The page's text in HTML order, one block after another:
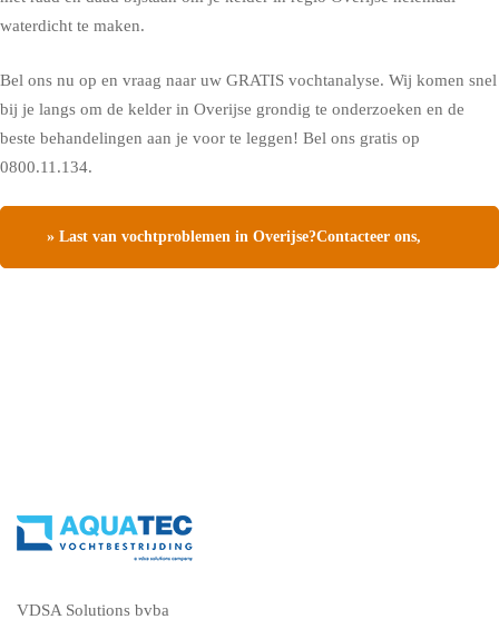
waterdicht te maken.
Bel ons nu op en vraag naar uw GRATIS vochtanalyse. Wij komen snel
bij je langs om de kelder in Overijse grondig te onderzoeken en de
beste behandelingen aan je voor te leggen! Bel ons gratis op
0800.11.134.
» Last van vochtproblemen in Overijse?Contacteer ons,
VDSA Solutions bvba